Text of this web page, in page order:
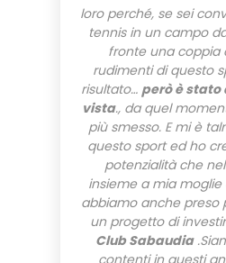
loro perché, se sei
tennis in un campo
fronte una coppia
rudimenti di questo
risultato… però è stato
vista., da quel
più smesso. E mi è
questo sport ed ho
potenzialità che
insieme a mia
abbiamo anche preso
un progetto di
Club Sabaudia
contenti in questi